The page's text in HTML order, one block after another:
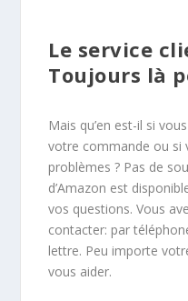
Le service
Toujours là
Mais qu’en est-il si
votre commande ou si
problèmes ? Pas de
d’Amazon est
vos questions. Vous
contacter: par
lettre. Peu importe
vous aider.